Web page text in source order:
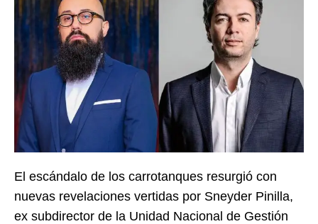
El escándalo de los carrotanques resurgió con
nuevas revelaciones vertidas por Sneyder Pinilla,
ex subdirector de la Unidad Nacional de Gestión